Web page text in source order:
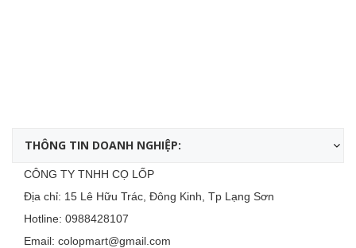
THÔNG TIN DOANH NGHIỆP:
CÔNG TY TNHH CỌ LỐP
Địa chỉ: 15 Lê Hữu Trác, Đông Kinh, Tp Lạng Sơn
Hotline: 0988428107
Email: colopmart@gmail.com